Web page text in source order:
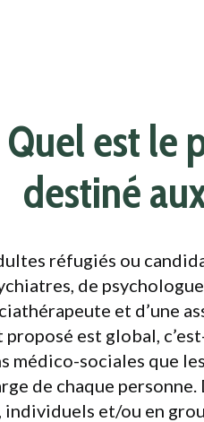
Quel est le
destiné
réfugiés ou
de
et d’une
proposé est global,
médico-sociales que
de chaque
et/ou en